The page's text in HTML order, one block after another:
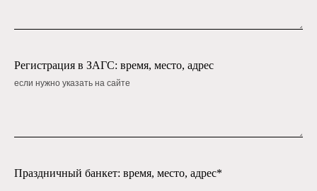
Регистрация в ЗАГС: время, место, адрес
если нужно указать на сайте
Праздничный банкет: время, место, адрес*